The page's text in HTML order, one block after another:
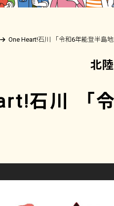
One Heart!石川 「令和6年能登半島
北
石川 「